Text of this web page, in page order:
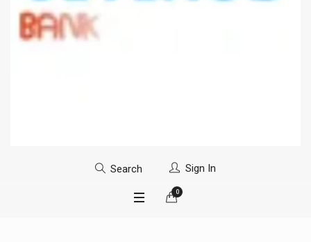
Search Sign In
0